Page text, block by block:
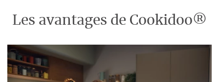
Les avantages de Cookidoo®